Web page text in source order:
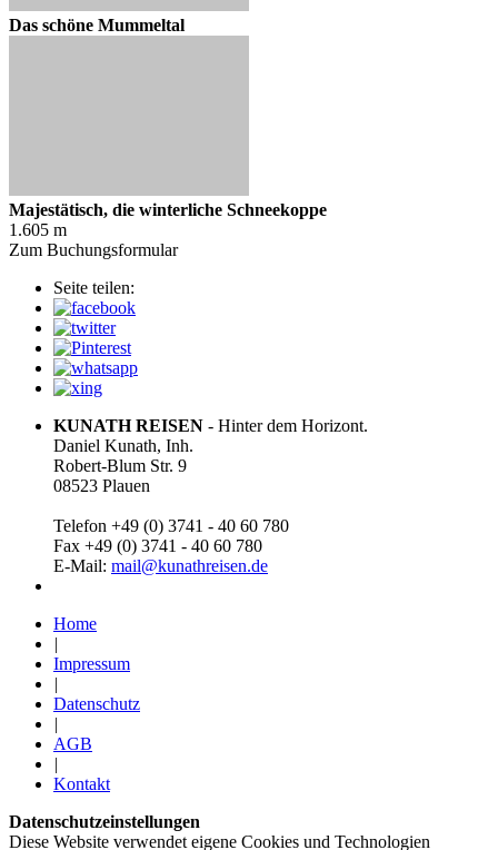
Das schöne Mummeltal
Majestätisch, die winterliche Schneekoppe
1.605 m
Zum Buchungsformular
Seite teilen:
KUNATH REISEN - Hinter dem Horizont.
Daniel Kunath, Inh.
Robert-Blum Str. 9
08523 Plauen
Telefon +49 (0) 3741 - 40 60 780
Fax +49 (0) 3741 - 40 60 780
E-Mail: mail@kunathreisen.de
Home
|
Impressum
|
Datenschutz
|
AGB
|
Kontakt
Datenschutzeinstellungen
Diese Website verwendet eigene Cookies und Technologien